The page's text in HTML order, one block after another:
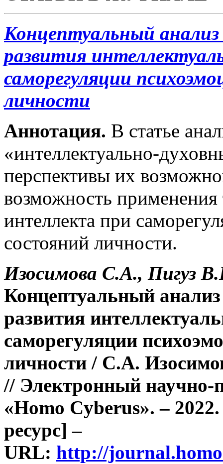
Концептуальный
развития
саморегуляции
личности
Аннотация. В статье
«интеллектуально-
перспективы их
возможность применения
интеллекта при
состояний личности.
Изосимова С.А., Пигуз
Концептуальный
развития
саморегуляции
личности / С.А.
// Электронный научно-
«Homo Cyberus». –
ресурс] –
URL: http://